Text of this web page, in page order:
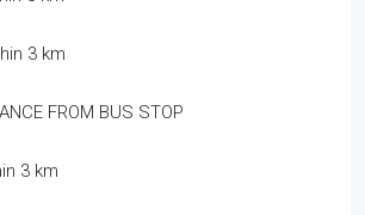
3 km
FROM BUS STOP
3 km